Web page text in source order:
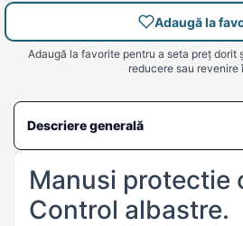
Adaugă la
Adaugă la favorite pentru a seta preț dorit
reducere sau revenire
Descriere generală
Manusi protectie
Control albastre.